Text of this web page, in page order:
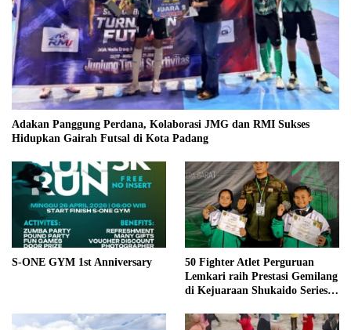
Adakan Panggung Perdana, Kolaborasi JMG dan RMI Sukses
Hidupkan Gairah Futsal di Kota Padang
S-ONE GYM 1st Anniversary
50 Fighter Atlet Perguruan
Lemkari raih Prestasi Gemilang
di Kejuaraan Shukaido Series 1